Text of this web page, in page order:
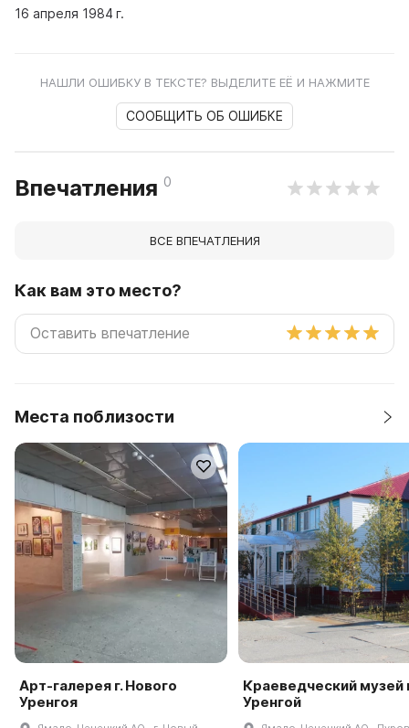
16 апреля 1984 г.
НАШЛИ ОШИБКУ В ТЕКСТЕ? ВЫДЕЛИТЕ ЕЁ И НАЖМИТЕ
СООБЩИТЬ ОБ ОШИБКЕ
Впечатления 0
ВСЕ ВПЕЧАТЛЕНИЯ
Как вам это место?
Места поблизости
Арт-галерея г. Нового
Уренгоя
Краеведческий музей
Уренгой